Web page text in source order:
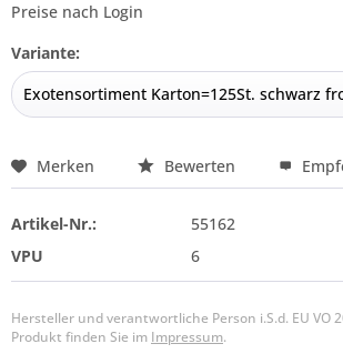
Preise nach Login
Variante:
Merken Bewerten
Artikel-Nr.:
55162
VPU
6
Hersteller und verantwortliche Person i.S.d. EU VO
Produkt finden Sie im Impressum.